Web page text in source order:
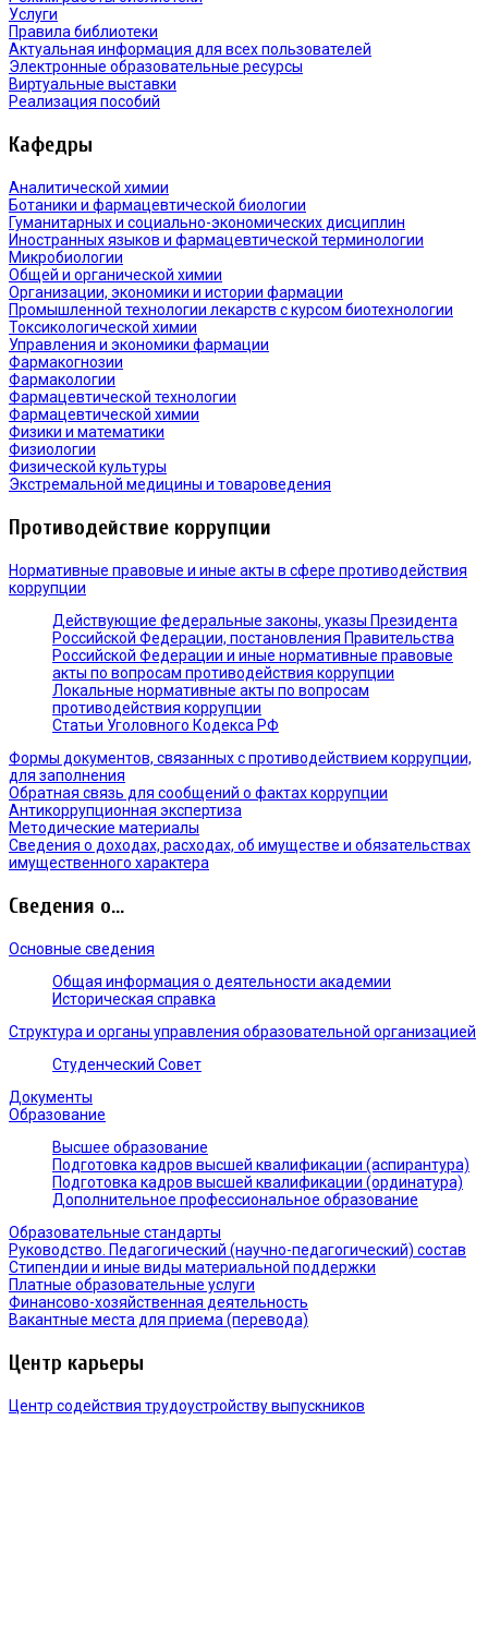
Услуги
Правила библиотеки
Актуальная информация для всех пользователей
Электронные образовательные ресурсы
Виртуальные выставки
Реализация пособий
Кафедры
Аналитической химии
Ботаники и фармацевтической биологии
Гуманитарных и социально-экономических дисциплин
Иностранных языков и фармацевтической терминологии
Микробиологии
Общей и органической химии
Организации, экономики и истории фармации
Промышленной технологии лекарств с курсом биотехнологии
Токсикологической химии
Управления и экономики фармации
Фармакогнозии
Фармакологии
Фармацевтической технологии
Фармацевтической химии
Физики и математики
Физиологии
Физической культуры
Экстремальной медицины и товароведения
Противодействие коррупции
Нормативные правовые и иные акты в сфере противодействия
коррупции
Действующие федеральные законы, указы Президента
Российской Федерации, постановления Правительства
Российской Федерации и иные нормативные правовые
акты по вопросам противодействия коррупции
Локальные нормативные акты по вопросам
противодействия коррупции
Статьи Уголовного Кодекса РФ
Формы документов, связанных с противодействием коррупции,
для заполнения
Обратная связь для сообщений о фактах коррупции
Антикоррупционная экспертиза
Методические материалы
Сведения о доходах, расходах, об имуществе и обязательствах
имущественного характера
Сведения о...
Основные сведения
Общая информация о деятельности академии
Историческая справка
Структура и органы управления образовательной организацией
Студенческий Совет
Документы
Образование
Высшее образование
Подготовка кадров высшей квалификации (аспирантура)
Подготовка кадров высшей квалификации (ординатура)
Дополнительное профессиональное образование
Образовательные стандарты
Руководство. Педагогический (научно-педагогический) состав
Стипендии и иные виды материальной поддержки
Платные образовательные услуги
Финансово-хозяйственная деятельность
Вакантные места для приема (перевода)
Центр карьеры
Центр содействия трудоустройству выпускников